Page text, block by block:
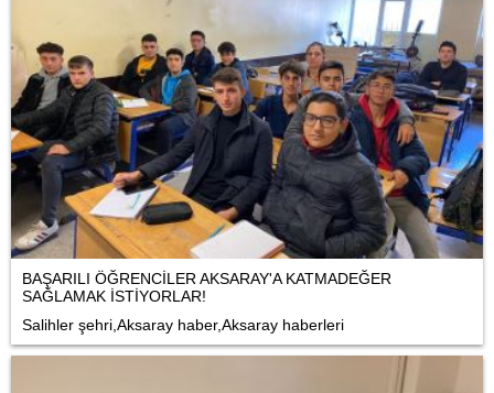
BAŞARILI ÖĞRENCİLER AKSARAY'A KATMADEĞER
SAĞLAMAK İSTİYORLAR!
Salihler şehri,Aksaray haber,Aksaray haberleri